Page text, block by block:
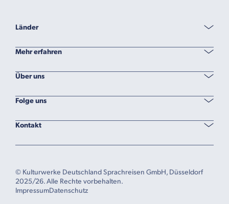
Länder
Mehr erfahren
Über uns
Folge uns
Kontakt
© Kulturwerke Deutschland Sprachreisen GmbH, Düsseldorf
2025/26. Alle Rechte vorbehalten.
ImpressumDatenschutz